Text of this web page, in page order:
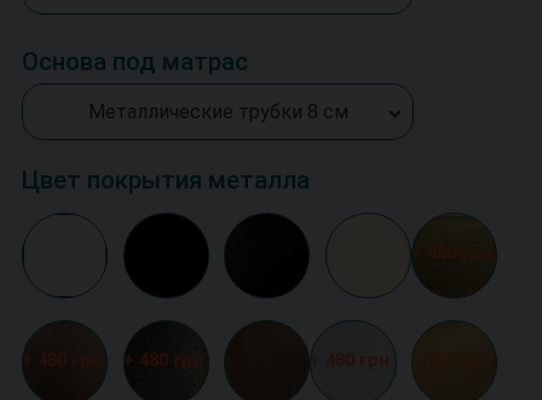
Основа под матрас
Металлические трубки 8 см
Цвет покрытия металла
+ 480 грн.
+ 480 грн. + 480 грн. + 480 грн. + 960 грн.